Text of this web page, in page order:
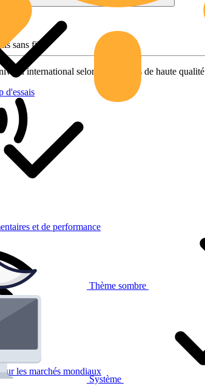
Thème sombre
Système
sans fil
international selon des normes de haute qualité
d'essais
et de performance
les marchés mondiaux